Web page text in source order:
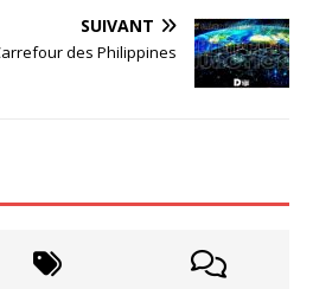
SUIVANT
des Philippines